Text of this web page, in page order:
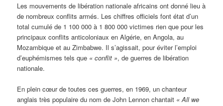
Les mouvements de libération nationale africains ont donné lieu à
de nombreux conflits armés. Les chiffres officiels font état d’un
total cumulé de 1 100 000 à 1 800 000 victimes rien que pour les
principaux conflits anticoloniaux en Algérie, en Angola, au
Mozambique et au Zimbabwe. Il s’agissait, pour éviter l’emploi
d’euphémismes tels que « conflit », de guerres de libération
nationale.
En plein cœur de toutes ces guerres, en 1969, un chanteur
anglais très populaire du nom de John Lennon chantait « All we